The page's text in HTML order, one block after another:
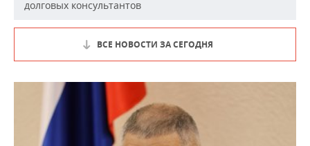
долговых консультантов
ВСЕ НОВОСТИ ЗА СЕГОДНЯ